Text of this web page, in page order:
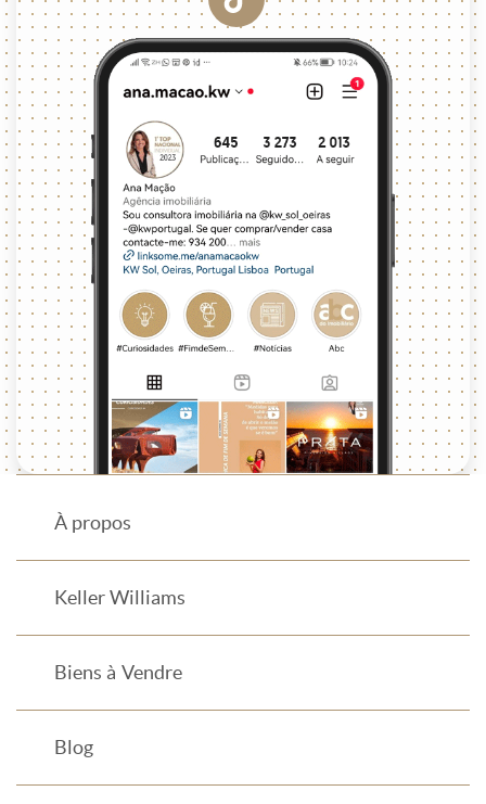
À propos
Keller Williams
Biens à Vendre
Blog